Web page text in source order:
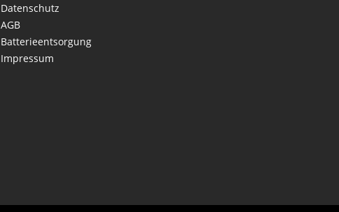
Datenschutz
AGB
Batterieentsorgung
Impressum